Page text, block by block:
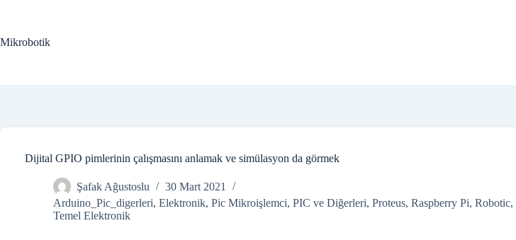
Mikrobotik
Dijital GPIO pimlerinin çalışmasını anlamak ve simülasyon da görmek
Şafak Ağustoslu
30 Mart 2021
Arduino_Pic_digerleri, Elektronik, Pic Mikroişlemci, PIC ve Diğerleri, Proteus, Raspberry Pi, Robotic,
Temel Elektronik